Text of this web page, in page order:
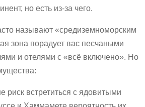
но есть из-за чего.
называют «средиземноморским
зона порадует вас песчаными
и отелями с «всё включено». Но
риск встретиться с ядовитыми